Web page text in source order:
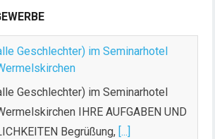
Geschlechter) im Seminarhotel
Geschlechter) im Seminarhotel
IHRE AUFGABEN UND
Begrüßung, [...]